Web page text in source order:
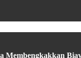
Membengkakkan